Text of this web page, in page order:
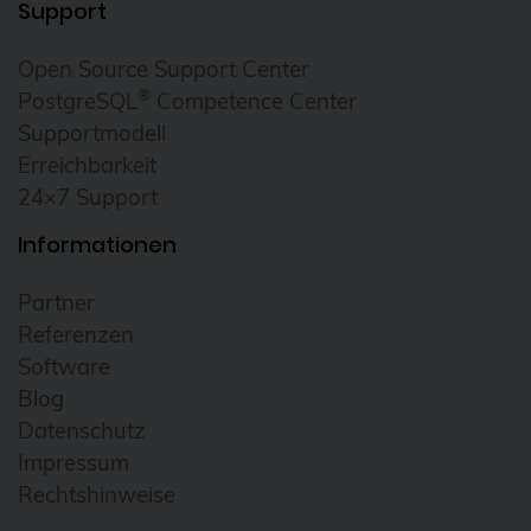
Cluster
CNCF
Community
Config Management Camp
Configmap
ContainerConf
corosync
Cryptomator
CVE
Support
Open Source Support Center
PostgreSQL ® Competence Center
Supportmodell
Erreichbarkeit
24×7 Support
Informationen
Partner
Referenzen
Software
Blog
Datenschutz
Impressum
Rechtshinweise